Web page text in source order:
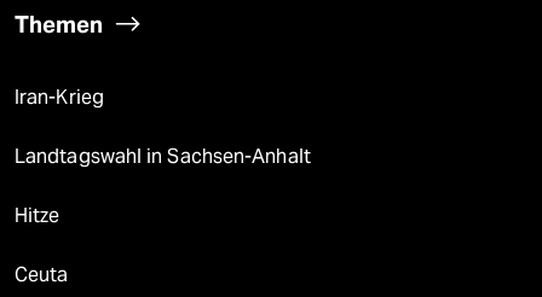
Themen
Iran-Krieg
Landtagswahl in Sachsen-Anhalt
Hitze
Ceuta